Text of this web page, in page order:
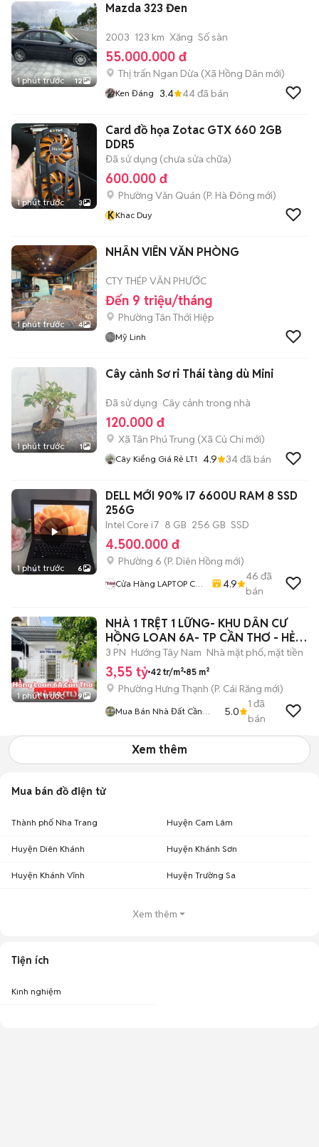
1 phút trước 12
Mazda 323 Đen
2003 123 km Xăng Số sàn
55.000.000 đ
Thị trấn Ngan Dừa (Xã Hồng Dân mới)
Ken Đáng 3.4 44đã bán
1 phút trước 3
Card đồ họa Zotac GTX 660 2GB
DDR5
Đã sử dụng (chưa sửa chữa)
600.000 đ
Phường Văn Quán (P. Hà Đông mới)
KKhac Duy
1 phút trước 4
NHÂN VIÊN VĂN PHÒNG
CTY THÉP VĂN PHƯỚC
Đến 9 triệu/tháng
Phường Tân Thới Hiệp
Mỹ Linh
1 phút trước 1
Cây cảnh Sơ ri Thái tàng dù Mini
Đã sử dụng Cây cảnh trong nhà
120.000 đ
Xã Tân Phú Trung (Xã Củ Chi mới)
Cây Kiểng Giá Rẻ LT1 4.9 34đã bán
1 phút trước 6
DELL MỚI 90% I7 6600U RAM 8 SSD
256G
Intel Core i7 8 GB 256 GB SSD
4.500.000 đ
Phường 6 (P. Diên Hồng mới)
Cửa Hàng LAPTOP Cũ
4.9
46 đã
bán
1 phút trước 9
NHÀ 1 TRỆT 1 LỮNG- KHU DÂN CƯ
HỒNG LOAN 6A- TP CẦN THƠ - HẺM
HÔNG 2M .
3 PN Hướng Tây Nam Nhà mặt phố, mặt tiền
3,55 tỷ 42 tr/m² 85 m²
Phường Hưng Thạnh (P. Cái Răng mới)
Mua Bán Nhà Đất Cần
5.0
1 đã
bán
Xem thêm
Mua bán đồ điện tử
Thành phố Nha Trang Huyện Cam Lâm
Huyện Diên Khánh Huyện Khánh Sơn
Huyện Khánh Vĩnh Huyện Trường Sa
Xem thêm
Tiện ích
Kinh nghiệm